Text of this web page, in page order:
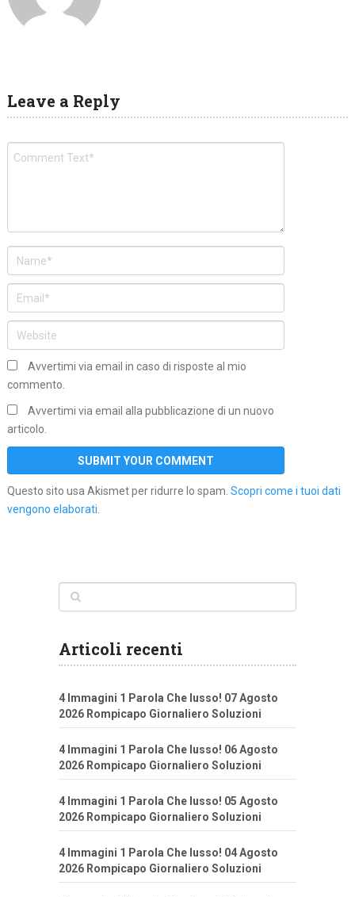
Leave a Reply
Avvertimi via email in caso di risposte al mio
commento.
Avvertimi via email alla pubblicazione di un nuovo
articolo.
Questo sito usa Akismet per ridurre lo spam. Scopri come i tuoi dati
vengono elaborati
Articoli recenti
4 Immagini 1 Parola Che lusso! 07 Agosto
2026 Rompicapo Giornaliero Soluzioni
4 Immagini 1 Parola Che lusso! 06 Agosto
2026 Rompicapo Giornaliero Soluzioni
4 Immagini 1 Parola Che lusso! 05 Agosto
2026 Rompicapo Giornaliero Soluzioni
4 Immagini 1 Parola Che lusso! 04 Agosto
2026 Rompicapo Giornaliero Soluzioni